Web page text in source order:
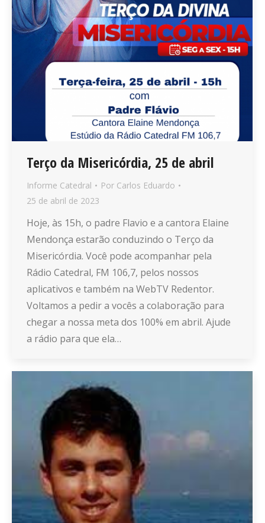
Terço da Misericórdia, 25 de abril
Informe Catedral Por Carlos Eduardo
25 de abril de 2023
Hoje, às 15h, o padre Flavio e a cantora Elaine
Mendonça estarão conduzindo o Terço da
Misericórdia. Você pode acompanhar pela
Rádio Catedral, FM 106,7, pelos nossos
aplicativos e também na WebTV Redentor.
Voltamos a pedir a vocês a colaboração para
chegar a nossa meta dos 100% em abril. Ajude
a rádio para que ela…